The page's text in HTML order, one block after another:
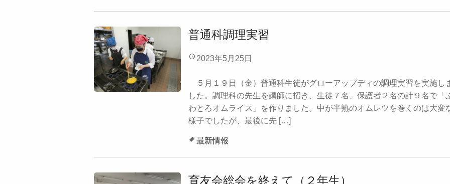
普通科調理実習
2023年5月25日
５月１９日（金）普通科生徒がグローアップディの調理実習を実施し
した。調理科の先生を講師に招き、生徒７名、保護者２名の計９名で「
わとろオムライス」を作りました。中が半熟のオムレツを巻くのは大変
様子でしたが、最後に先 […]
最新情報
育友会総会を終えて（２年生）